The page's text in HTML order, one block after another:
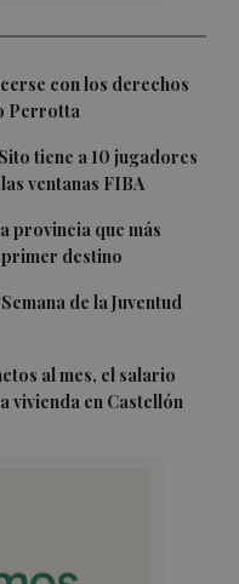
con los derechos
Perrotta
tiene a 10 jugadores
ventanas FIBA
provincia que más
destino
de la Juventud
al mes, el salario
vivienda en Castellón